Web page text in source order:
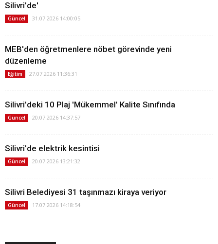
Silivri'de'
Güncel 31.07.2026 14:00:05
MEB'den öğretmenlere nöbet görevinde yeni
düzenleme
Eğitim 27.07.2026 11:36:31
Silivri'deki 10 Plaj 'Mükemmel' Kalite Sınıfında
Güncel 20.07.2026 14:37:57
Silivri'de elektrik kesintisi
Güncel 20.07.2026 13:21:32
Silivri Belediyesi 31 taşınmazı kiraya veriyor
Güncel 17.07.2026 14:18:54